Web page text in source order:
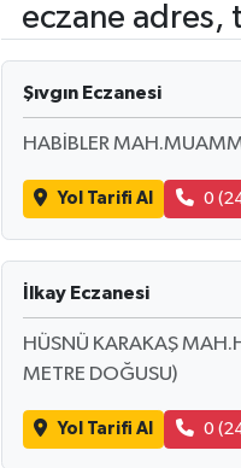
eczane adres,
Şıvgın Eczanesi
HABİBLER
Yol Tarifi Al 0
İlkay Eczanesi
HÜSNÜ KARAKAŞ
METRE DOĞUSU)
Yol Tarifi Al 0